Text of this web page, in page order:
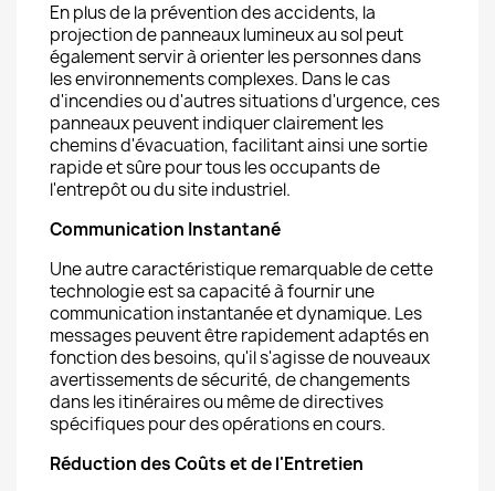
En plus de la prévention des accidents, la
projection de panneaux lumineux au sol peut
également servir à orienter les personnes dans
les environnements complexes. Dans le cas
d'incendies ou d'autres situations d'urgence, ces
panneaux peuvent indiquer clairement les
chemins d'évacuation, facilitant ainsi une sortie
rapide et sûre pour tous les occupants de
l'entrepôt ou du site industriel.
Communication Instantané
Une autre caractéristique remarquable de cette
technologie est sa capacité à fournir une
communication instantanée et dynamique. Les
messages peuvent être rapidement adaptés en
fonction des besoins, qu'il s'agisse de nouveaux
avertissements de sécurité, de changements
dans les itinéraires ou même de directives
spécifiques pour des opérations en cours.
Réduction des Coûts et de l'Entretien